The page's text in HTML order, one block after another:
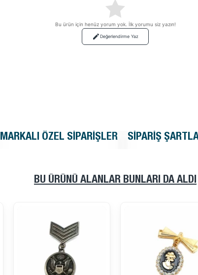
Bu ürün için henüz yorum yok. İlk yorumu siz yazın!
Değerlendirme Yaz
MARKALI ÖZEL SIPARIŞLER SIPARIŞ
BU ÜRÜNÜ ALANLAR BUNLARI DA ALDI